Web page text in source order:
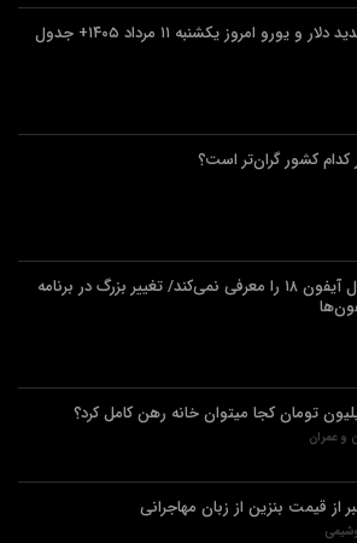
قیمت جدید دلار و یورو امروز یکشنبه ۱۱ مرداد ۱۴۰۵+ جدول
کدام کشور گران‌تر است؟
اپل امسال آیفون ۱۸ را معرفی نمی‌کند/ تغییر بزرگ در برنامه
و عمران
از قیمت بنزین از زبان مهاجرانی